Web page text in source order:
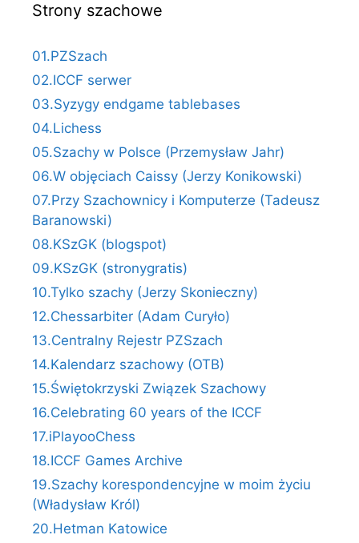
Strony szachowe
01.PZSzach
02.ICCF serwer
03.Syzygy endgame tablebases
04.Lichess
05.Szachy w Polsce (Przemysław Jahr)
06.W objęciach Caissy (Jerzy Konikowski)
07.Przy Szachownicy i Komputerze (Tadeusz
Baranowski)
08.KSzGK (blogspot)
09.KSzGK (stronygratis)
10.Tylko szachy (Jerzy Skonieczny)
12.Chessarbiter (Adam Curyło)
13.Centralny Rejestr PZSzach
14.Kalendarz szachowy (OTB)
15.Świętokrzyski Związek Szachowy
16.Celebrating 60 years of the ICCF
17.iPlayooChess
18.ICCF Games Archive
19.Szachy korespondencyjne w moim życiu
(Władysław Król)
20.Hetman Katowice